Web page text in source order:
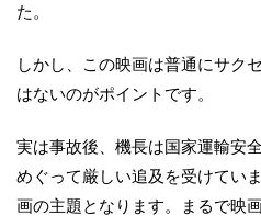
た。
しかし、この映画は普通にサク
はないのがポイントです。
実は事故後、機長は国家運輸安
めぐって厳しい追及を受けてい
画の主題となります。まるで映